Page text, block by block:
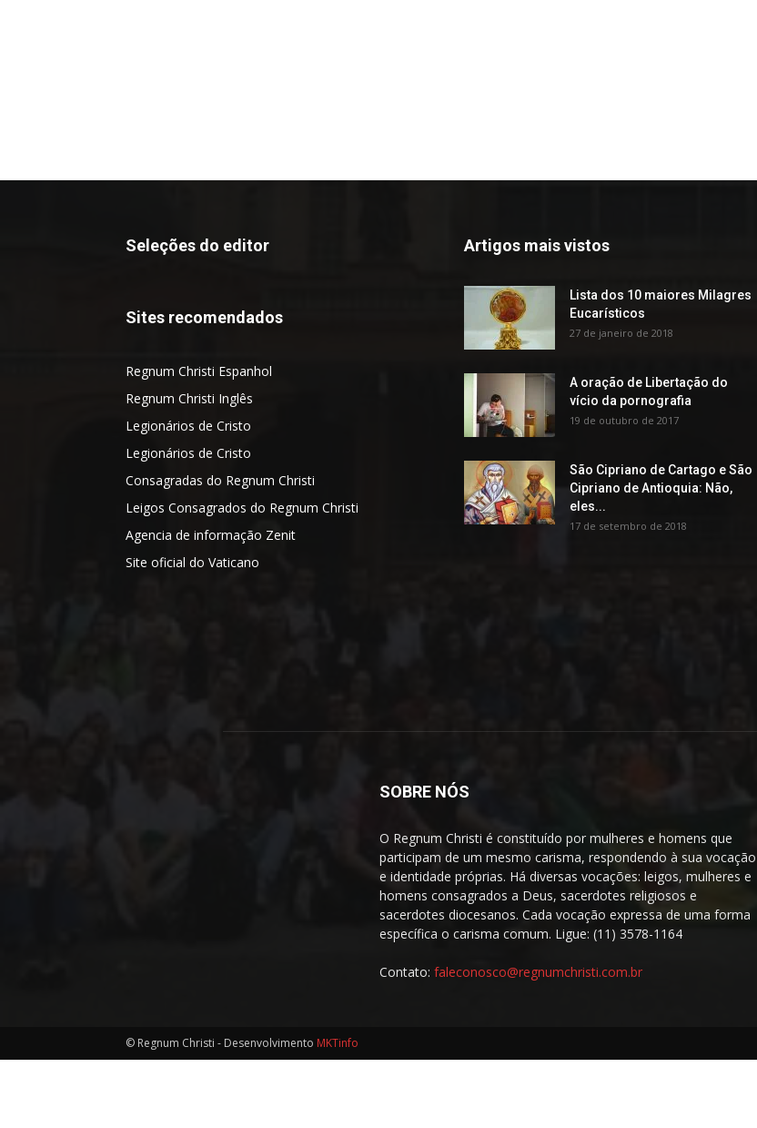
Seleções do editor
Sites recomendados
Regnum Christi Espanhol
Regnum Christi Inglês
Legionários de Cristo
Legionários de Cristo
Consagradas do Regnum Christi
Leigos Consagrados do Regnum Christi
Agencia de informação Zenit
Site oficial do Vaticano
Artigos mais vistos
Lista dos 10 maiores Milagres
Eucarísticos
27 de janeiro de 2018
A oração de Libertação do
vício da pornografia
19 de outubro de 2017
São Cipriano de Cartago e São
Cipriano de Antioquia: Não,
eles...
17 de setembro de 2018
SOBRE NÓS
O Regnum Christi é constituído por mulheres e homens que
participam de um mesmo carisma, respondendo à sua vocação
e identidade próprias. Há diversas vocações: leigos, mulheres e
homens consagrados a Deus, sacerdotes religiosos e
sacerdotes diocesanos. Cada vocação expressa de uma forma
específica o carisma comum. Ligue: (11) 3578-1164
Contato: faleconosco@regnumchristi.com.br
© Regnum Christi - Desenvolvimento MKTinfo